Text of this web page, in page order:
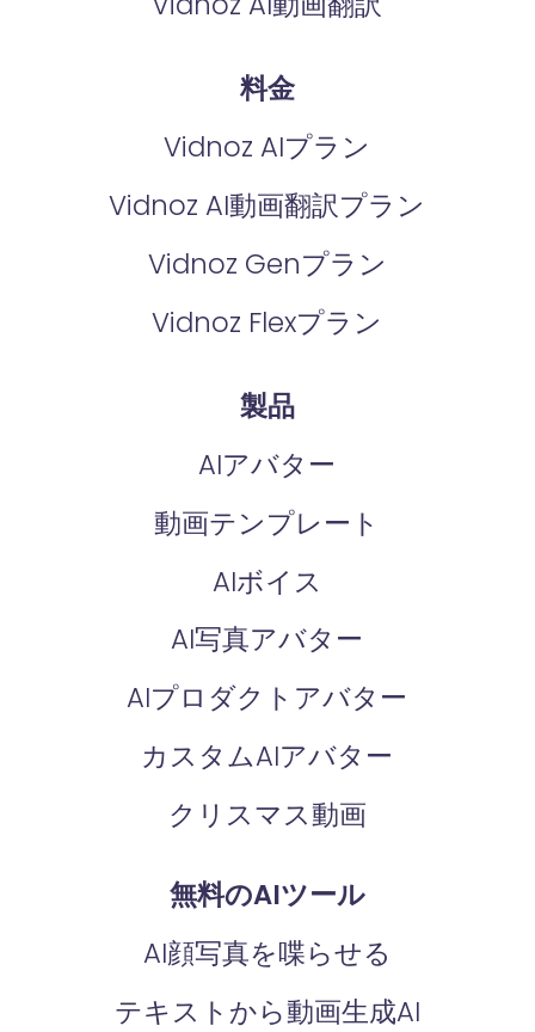
料金
Vidnoz AIプラン
Vidnoz AI動画翻訳プラン
Vidnoz Genプラン
Vidnoz Flexプラン
製品
AIアバター
動画テンプレート
AIボイス
AI写真アバター
AIプロダクトアバター
カスタムAIアバター
クリスマス動画
無料のAIツール
AI顔写真を喋らせる
テキストから動画生成AI